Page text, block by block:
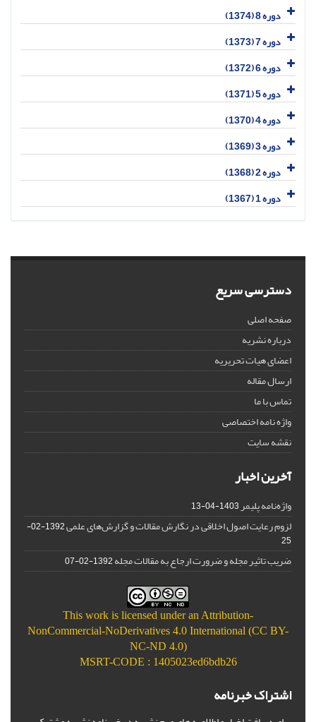
دوره 8 (1374)
دوره 7 (1373)
دوره 6 (1372)
دوره 5 (1371)
دوره 4 (1370)
دوره 3 (1369)
دوره 2 (1368)
دوره 1 (1367)
دسترسی سریع
صفحه اصلی
درباره نشریه
اعضای هیات تحریریه
ارسال مقاله
تماس با ما
واژه نامه اختصاصی
نقشه سایت
آخرین اخبار
واژه‌نامه پلیمر1403-04-13
لزوم رعایت اصول اخلاقی در نگارش مقالات و گزارش‌‌های علمی
1392-02-
25
ضریب تاثیر مجله و ضرورت ارجاع به مقالات مجله1392-02-07
This work is licensed under an Attribution-
NonCommercial-NoDerivatives 4.0 International (CC BY-
NC-ND 4.0)
MSRT-CODE : 1405023ed6bdb26
اشتراک خبرنامه